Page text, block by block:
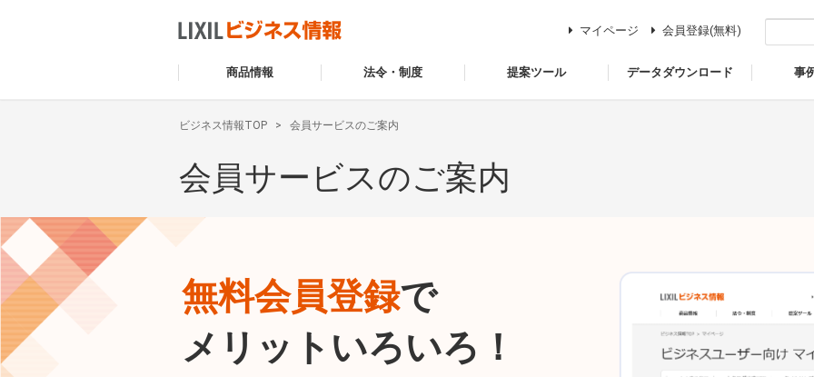
商品情報 法令・制度 提案ツール データダウンロード 事
マイページ 会員登録(無料)
ビジネス情報TOP 会員サービスのご案内
会員サービスのご案内
無料会員登録で
メリットいろいろ！